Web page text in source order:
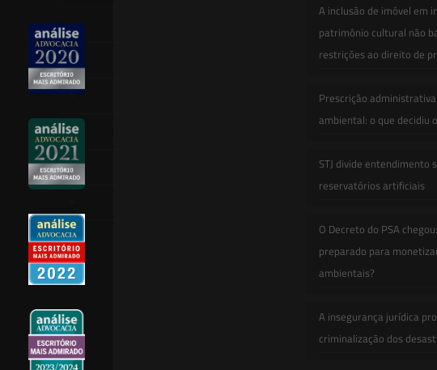
A inclusão de imóvel em
patrimônio cultural não
restrições ao direito de
Prescrição
ambiental: o que decidiu
STJ divide entendimento
reservatórios artificiais
O Decreto do PSA
preparado para
ambientais?
A insegurança jurídica
criminalização dos